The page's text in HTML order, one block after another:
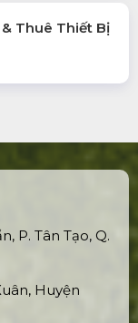
Thuê Thiết Bị
P. Tân Tạo, Q.
Huyện